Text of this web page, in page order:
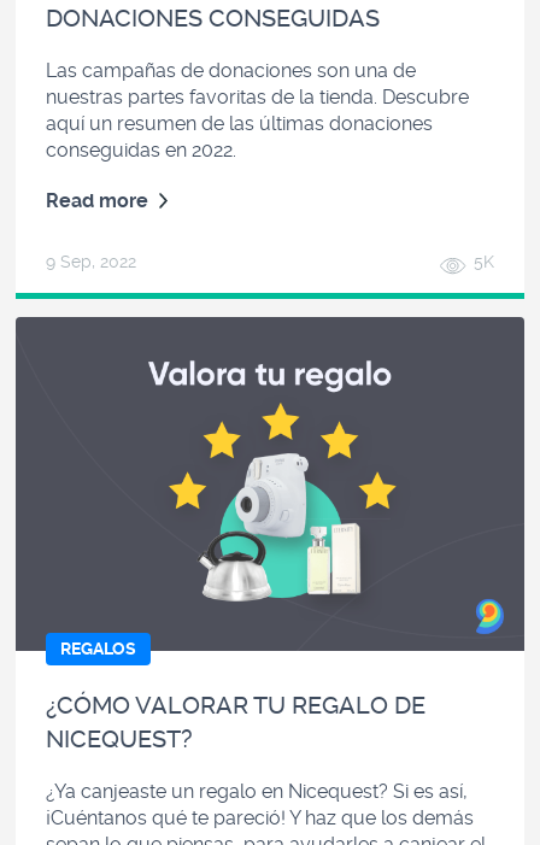
DONACIONES CONSEGUIDAS
Las campañas de donaciones son una de
nuestras partes favoritas de la tienda. Descubre
aquí un resumen de las últimas donaciones
conseguidas en 2022.
Read more
9 Sep, 2022 5K
REGALOS
¿CÓMO VALORAR TU REGALO DE
NICEQUEST?
¿Ya canjeaste un regalo en Nicequest? Si es así,
¡Cuéntanos qué te pareció! Y haz que los demás